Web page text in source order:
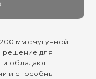
мм c чугунной
решение для
обладают
и способны